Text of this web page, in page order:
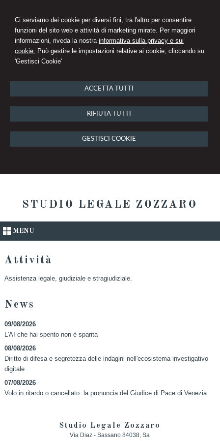
Ci serviamo dei cookie per diversi fini, tra l'altro per consentire
funzioni del sito web e attività di marketing mirate. Per maggiori
informazioni, riveda la nostra informativa sulla privacy e sui
cookie. Può gestire le impostazioni relative ai cookie, cliccando su
'Gestisci Cookie'
ACCETTA TUTTI
RIFIUTA TUTTI
GESTISCI COOKIE
STUDIO LEGALE ZOZZARO
MENU
Attività
Assistenza legale, giudiziale e stragiudiziale.
News
09/08/2026
L'AI che hai spento non è sparita
08/08/2026
Diritto di difesa e segretezza delle indagini nell'ecosistema investigativo
digitale
07/08/2026
Volo in ritardo o cancellato: la pronuncia del Giudice di Pace di Venezia
Studio Legale Zozzaro
Via Diaz -Sassano 84038,Sa